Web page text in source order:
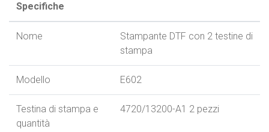
Specifiche
Nome
Stampante DTF con 2 testine di
stampa
Modello E602
Testina di stampa e
quantità
4720/13200-A1 2 pezzi